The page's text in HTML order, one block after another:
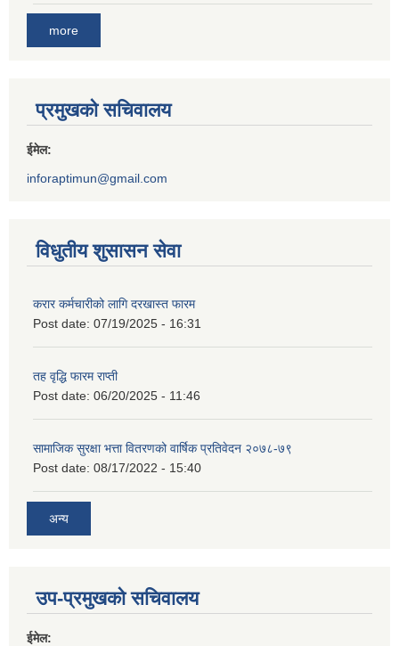
more
प्रमुखको सचिवालय
ईमेल:
inforaptimun@gmail.com
विधुतीय शुसासन सेवा
करार कर्मचारीको लागि दरखास्त फारम
Post date: 07/19/2025 - 16:31
तह वृद्धि फारम राप्ती
Post date: 06/20/2025 - 11:46
सामाजिक सुरक्षा भत्ता वितरणको वार्षिक प्रतिवेदन २०७८-७९
Post date: 08/17/2022 - 15:40
अन्य
उप-प्रमुखको सचिवालय
ईमेल: